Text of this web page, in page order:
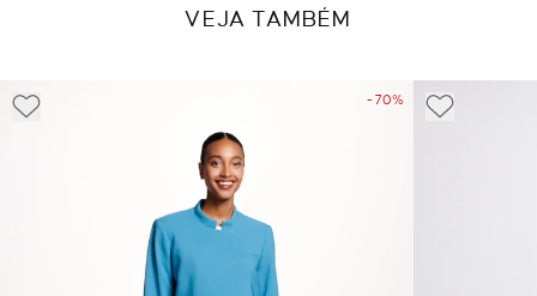
VEJA TAMBÉM
- 70%